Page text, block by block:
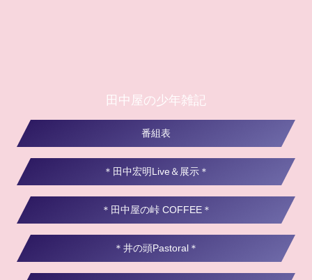
田中屋の少年雑記
番組表
＊田中宏明Live＆展示＊
＊田中屋の峠 COFFEE＊
＊井の頭Pastoral＊